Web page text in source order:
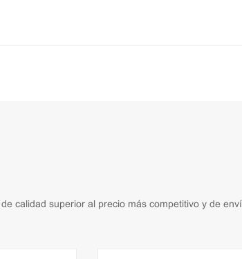
calidad superior al precio más competitivo y de